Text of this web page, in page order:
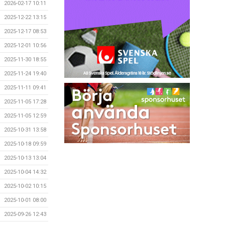
2026-02-17 10:11
2025-12-22 13:15
2025-12-17 08:53
2025-12-01 10:56
2025-11-30 18:55
2025-11-24 19:40
2025-11-11 09:41
2025-11-05 17:28
2025-11-05 12:59
2025-10-31 13:58
2025-10-18 09:59
2025-10-13 13:04
2025-10-04 14:32
2025-10-02 10:15
2025-10-01 08:00
2025-09-26 12:43